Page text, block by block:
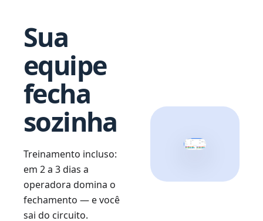
Sua
equipe
fecha
sozinha
Treinamento incluso:
em 2 a 3 dias a
operadora domina o
fechamento — e você
sai do circuito.